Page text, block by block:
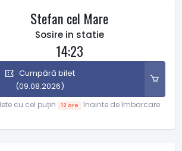
Stefan cel Mare
Sosire in statie
14:23
Cumpără bilet
(09.08.2026)
cu cel puțin 12 ore înainte de îmbarcare.